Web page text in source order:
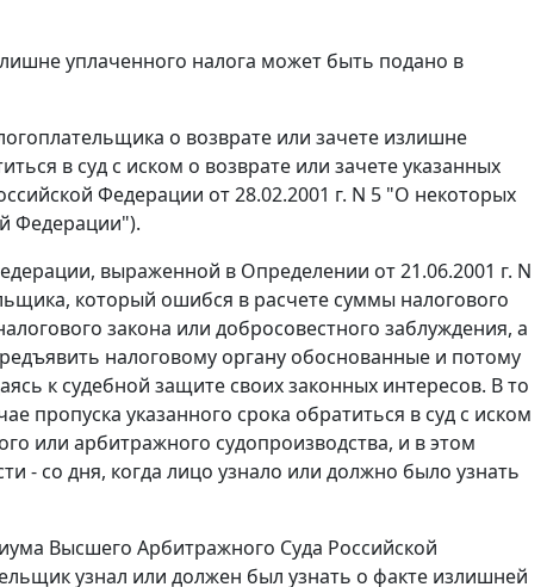
уплаченного налога может быть подано в
о возврате или зачете излишне
в суд с иском о возврате или зачете указанных
Федерации от 28.02.2001 г. N 5 "О некоторых
Федерации").
выраженной в Определении от 21.06.2001 г. N
который ошибся в расчете суммы налогового
закона или добросовестного заблуждения, а
налоговому органу обоснованные и потому
к судебной защите своих законных интересов. В то
пропуска указанного срока обратиться в суд с иском
или арбитражного судопроизводства, и в этом
- со дня, когда лицо узнало или должно было узнать
Высшего Арбитражного Суда Российской
узнал или должен был узнать о факте излишней